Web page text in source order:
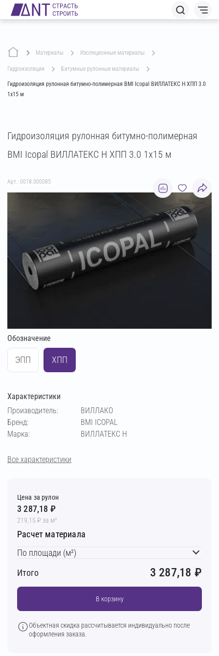
Материалы изоляционные материалы
гидроизоляция битумные рулонные материалы
Гидроизоляция рулонная битумно-полимерная BMI Icopal ВИЛЛАТЕКС Н ХПП 3.0
1х15 м
Гидроизоляция рулонная битумно-полимерная
BMI Icopal ВИЛЛАТЕКС Н ХПП 3.0 1х15 м
Арт.: 0018.000085
Обозначение
ЭПП ХПП
Характеристики
Производитель:
ВИЛЛАКО
Бренд:
BMI ICOPAL
Марка:
ВИЛЛАТЕКС Н
Все характеристики
Цена за рулон
3 287,18 ₽
219,15 ₽ за м²
Расчет материала
По площади (м²)
Итого
3 287,18 ₽
В корзину
Объектная скидка рассчитывается индивидуально после
оформления заказа.